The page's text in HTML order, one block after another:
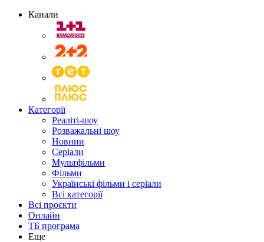
Канали
Категорії
Реаліті-шоу
Розважальні шоу
Новини
Серіали
Мультфільми
Фільми
Українські фільми і серіали
Всі категорії
Всі проєкти
Онлайн
ТБ програма
Еще